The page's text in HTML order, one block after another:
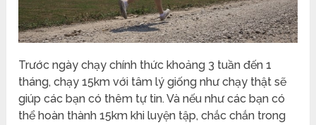
Trước ngày chạy chính thức khoảng 3 tuần đến 1
tháng, chạy 15km với tâm lý giống như chạy thật sẽ
giúp các bạn có thêm tự tin. Và nếu như các bạn có
thể hoàn thành 15km khi luyện tập, chắc chắn trong